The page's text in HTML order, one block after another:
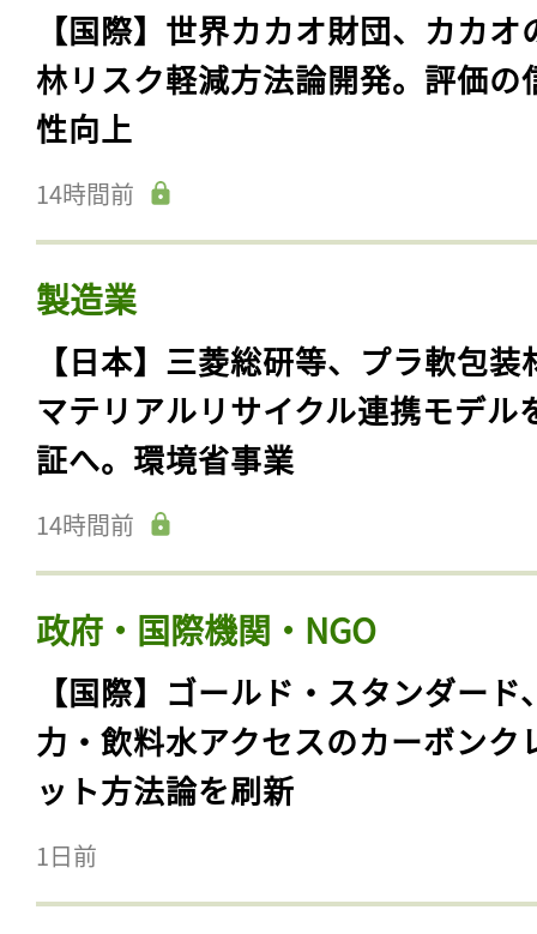
【国際】世界カカオ財団、カカオ
林リスク軽減方法論開発。評価の
性向上
14時間前
製造業
【日本】三菱総研等、プラ軟包装
マテリアルリサイクル連携モデル
証へ。環境省事業
14時間前
政府・国際機関・NGO
【国際】ゴールド・スタンダード
力・飲料水アクセスのカーボンク
ット方法論を刷新
1日前